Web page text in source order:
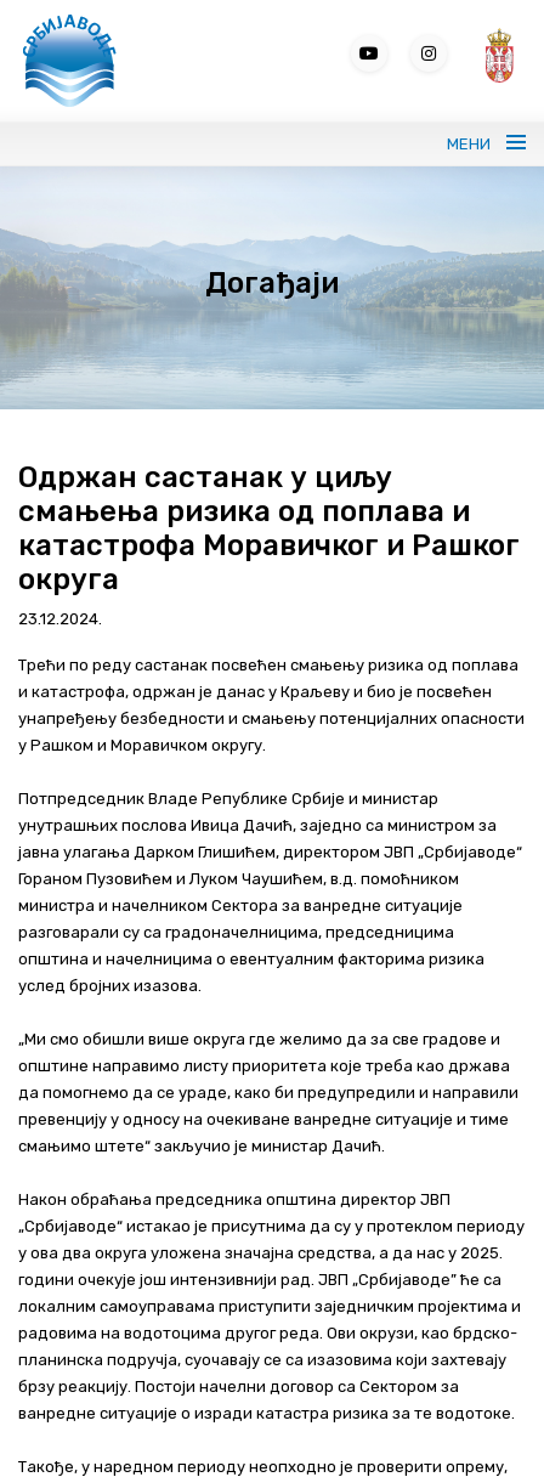
МЕНИ
Портрет ЈВП СРБИЈАВОДЕ
Вода без граница
ВИС
Програми и извештаји
Актуелно
Контакт
+381 11 311 94 00 office@srbijavode.rs
Догађаји
Одржан састанак у циљу
смањења ризика од поплава и
катастрофа Моравичког и Рашког
округа
23.12.2024.
Трећи по реду састанак посвећен смањењу ризика од поплава
и катастрофа, одржан је данас у Краљеву и био је посвећен
унапређењу безбедности и смањењу потенцијалних опасности
у Рашком и Моравичком округу.
Потпредседник Владе Републике Србије и министар
унутрашњих послова Ивица Дачић, заједно са министром за
јавна улагања Дарком Глишићем, директором ЈВП „Србијаводе“
Гораном Пузовићем и Луком Чаушићем, в.д. помоћником
министра и начелником Сектора за ванредне ситуације
разговарали су са градоначелницима, председницима
општина и начелницима о евентуалним факторима ризика
услед бројних изазова.
„Ми смо обишли више округа где желимо да за све градове и
општине направимо листу приоритета које треба као држава
да помогнемо да се ураде, како би предупредили и направили
превенцију у односу на очекиване ванредне ситуације и тиме
смањимо штете“ закључио је министар Дачић.
Након обраћања председника општина директор ЈВП
„Србијаводе“ истакао је присутнима да су у протеклом периоду
у ова два округа уложена значајна средства, а да нас у 2025.
години очекује још интензивнији рад. ЈВП „Србијаводе” ће са
локалним самоуправама приступити заједничким пројектима и
радовима на водотоцима другог реда. Ови окрузи, као брдско-
планинска подручја, суочавају се са изазовима који захтевају
брзу реакцију. Постоји начелни договор са Сектором за
ванредне ситуације о изради катастра ризика за те водотоке.
Такође, у наредном периоду неопходно је проверити опрему,